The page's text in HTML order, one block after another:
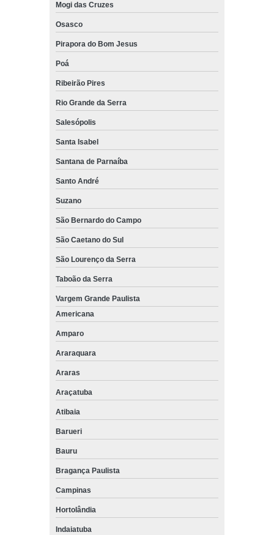
Mogi das Cruzes
Osasco
Pirapora do Bom Jesus
Poá
Ribeirão Pires
Rio Grande da Serra
Salesópolis
Santa Isabel
Santana de Parnaíba
Santo André
Suzano
São Bernardo do Campo
São Caetano do Sul
São Lourenço da Serra
Taboão da Serra
Vargem Grande Paulista
Americana
Amparo
Araraquara
Araras
Araçatuba
Atibaia
Barueri
Bauru
Bragança Paulista
Campinas
Hortolândia
Indaiatuba